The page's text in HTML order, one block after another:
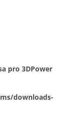
pro 3DPower
downloads-